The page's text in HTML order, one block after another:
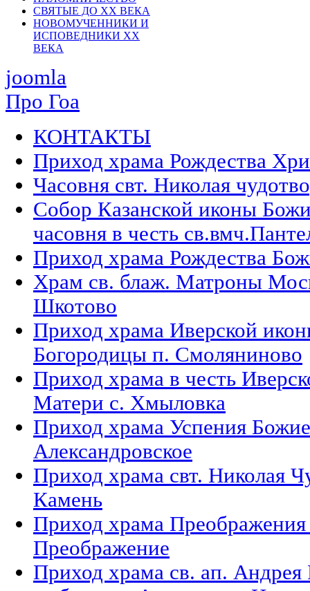
СВЯТЫЕ ДО ХХ ВЕКА
НОВОМУЧЕННИКИ И
ИСПОВЕДНИКИ ХХ
ВЕКА
joomla
Про Гоа
КОНТАКТЫ
Приход храма Рождества
Часовня свт. Николая
Собор Казанской иконы
часовня в честь
Приход храма Рождества
Храм св. блаж. Матроны
Шкотово
Приход храма Иверской
Богородицы п. Смоляниново
Приход храма в честь
Матери с. Хмыловка
Приход храма Успения
Александровское
Приход храма свт. Николая
Камень
Приход храма Преображения
Преображение
Приход храма св. ап. Андрея